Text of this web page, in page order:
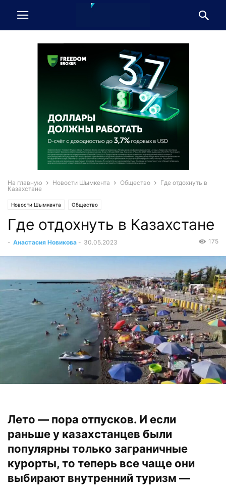
На главную Новости Шымкента Общество
Где отдохнуть в
Казахстане
Новости Шымкента Общество
Где отдохнуть в Казахстане
- Анастасия Новикова - 30.05.2023 175
Лето — пора отпусков. И если
раньше у казахстанцев были
популярны только заграничные
курорты, то теперь все чаще они
выбирают внутренний туризм —